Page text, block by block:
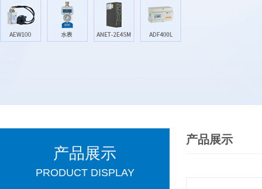
产品展示
PRODUCT DISPLAY
产品展示